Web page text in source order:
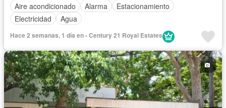
Aire acondicionado
Alarma
Estacionamiento
Electricidad
Agua
Hace 2 semanas, 1 día en - Century 21 Royal Estates